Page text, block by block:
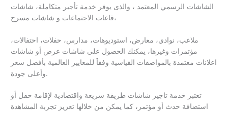
الشاشات الرسمي المعتمد ، والذى يوفر خدمة تأجير متكاملة، شاشات
قاعات الاجتماعات و شاشات مسرح،
ملاعب، نوادي، معارض، استوديوهات، مدارس، حفلات، احتفالات،
مؤتمرات وغيرها، يمكنك الحصول على شاشات عرض أو شاشات
اعلانات معتمدة بالمواصفات القياسية وفقاََ للمعايير العالمية بأفضل سعر
وأعلى جودة.
تعتبر خدمة تاجير شاشات طريقة سريعة واقتصادية لإقامة حفل أو
استضافة حدث أو مؤتمر، كما يمكن من خلالها تعزيز تجربة المشاهدة